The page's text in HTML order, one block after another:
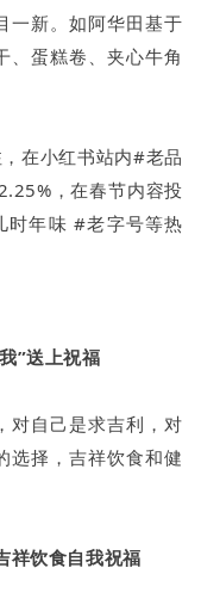
一新。如阿华田基于
、蛋糕卷、夹心牛角
在小红书站内#老品
，在春节内容投
年味 #老字号等热
”送上祝福
对自己是求吉利，对
选择，吉祥饮食和健
饮食自我祝福